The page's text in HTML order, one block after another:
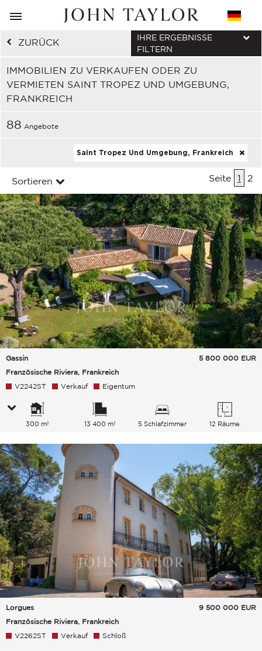
ZURÜCK
IMMOBILIEN ZU VERKAUFEN ODER ZU
VERMIETEN SAINT TROPEZ UND UMGEBUNG,
FRANKREICH
IHRE ERGEBNISSE
FILTERN
88 Angebote
Saint Tropez Und Umgebung, Frankreich
Sortieren Seite 1 2
Gassin
Französische Riviera, Frankreich
5 800 000 EUR
V2242ST Verkauf Eigentum
300 m² 13 400 m² 5 Schlafzimmer 12 Räume
Lorgues
Französische Riviera, Frankreich
9 500 000 EUR
V2262ST Verkauf Schloß